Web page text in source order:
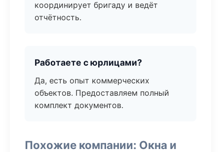
координирует бригаду и ведёт
отчётность.
Работаете с юрлицами?
Да, есть опыт коммерческих
объектов. Предоставляем полный
комплект документов.
Похожие компании: Окна и